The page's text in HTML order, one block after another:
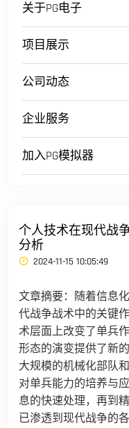
关于PG电子
项目展示
公司动态
企业服务
加入PG模拟器
个人技术在现代战
分析
2024-11-15 10:05:49
文章摘要：随着信息
代战争战术中的关键
术层面上改变了单兵
形态的演变提供了新
大规模的机械化部队
对单兵能力的培养与
息的快速处理，再到
已渗透到现代战争的